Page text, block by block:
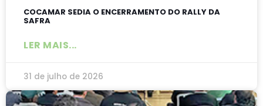
COCAMAR SEDIA O ENCERRAMENTO DO RALLY DA
SAFRA
LER MAIS...
31 de julho de 2026